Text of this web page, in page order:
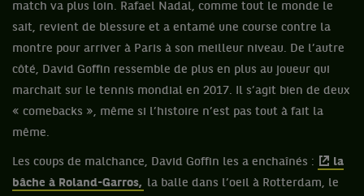
match va plus loin. Rafael Nadal, comme tout le monde le
sait, revient de blessure et a entamé une course contre la
montre pour arriver à Paris à son meilleur niveau. De l’autre
côté, David Goffin ressemble de plus en plus au joueur qui
marchait sur le tennis mondial en 2017. Il s’agit bien de deux
« comebacks », même si l’histoire n’est pas tout à fait la
même.
Les coups de malchance, David Goffin les a enchaînés :
la
bâche à Roland-Garros, la balle dans l’oeil à Rotterdam, le